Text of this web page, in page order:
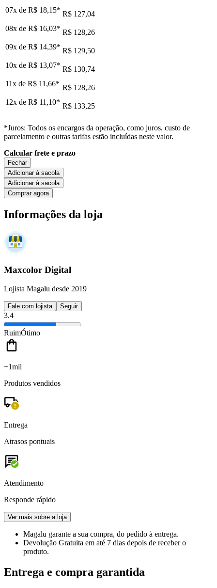
07x de R$ 18,15* R$ 127,04
08x de R$ 16,03* R$ 128,26
09x de R$ 14,39* R$ 129,50
10x de R$ 13,07* R$ 130,74
11x de R$ 11,66* R$ 128,26
12x de R$ 11,10* R$ 133,25
*Juros: Todos os encargos da operação, como juros, custo de
parcelamento e outras tarifas estão incluídas neste valor.
Calcular frete e prazo
Fechar
Adicionar à sacola
Adicionar à sacola
Comprar agora
Informações da loja
Maxcolor Digital
Lojista Magalu desde 2019
Fale com lojista Seguir
3.4
RuimÓtimo
+1mil
Produtos vendidos
Entrega
Atrasos pontuais
Atendimento
Responde rápido
Ver mais sobre a loja
Magalu garante a sua compra, do pedido à entrega.
Devolução Gratuita em até 7 dias depois de receber o
produto.
Entrega e compra garantida